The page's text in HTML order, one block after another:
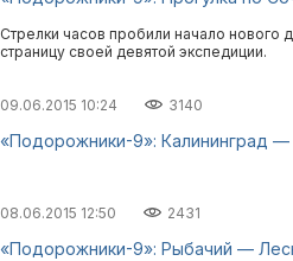
Стрелки часов пробили начало нового
страницу своей девятой экспедиции.
09.06.2015 10:24 3140
«Подорожники-9»: Калининград
08.06.2015 12:50 2431
«Подорожники-9»: Рыбачий —